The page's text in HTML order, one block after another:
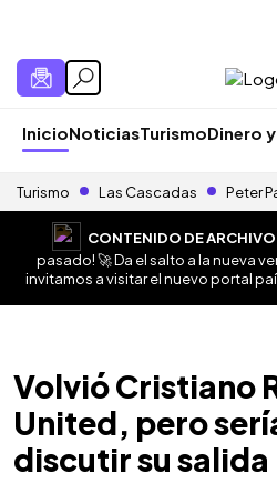
InicioNoticiasTurismoDinero
Turismo Las Cascadas Peter
CONTENIDO DE
pasado! 🚀 Da el salto a la nueva
invitamos a visitar el nuevo portal
Volvió Cristiano
United, pero
discutir su salida